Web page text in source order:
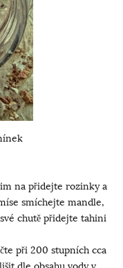
na přidejte rozinky a
smíchejte mandle,
chutě přidejte tahini
při 200 stupních cca
dle obsahu vody v